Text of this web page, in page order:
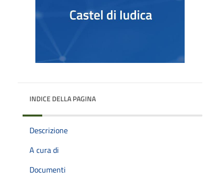
INDICE DELLA PAGINA
Descrizione
A cura di
Documenti